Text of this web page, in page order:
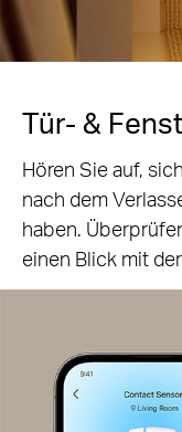
Tür- &
Hören Sie auf,
nach dem
haben.
einen Blick mit